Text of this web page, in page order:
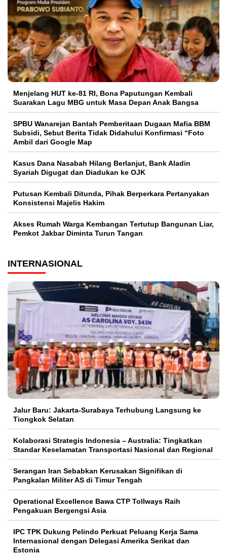
Menjelang HUT ke-81 RI, Bona Paputungan Kembali
Suarakan Lagu MBG untuk Masa Depan Anak Bangsa
SPBU Wanarejan Bantah Pemberitaan Dugaan Mafia BBM
Subsidi, Sebut Berita Tidak Didahului Konfirmasi “Foto
Ambil dari Google Map
Kasus Dana Nasabah Hilang Berlanjut, Bank Aladin
Syariah Digugat dan Diadukan ke OJK
Putusan Kembali Ditunda, Pihak Berperkara Pertanyakan
Konsistensi Majelis Hakim
Akses Rumah Warga Kembangan Tertutup Bangunan Liar,
Pemkot Jakbar Diminta Turun Tangan
INTERNASIONAL
Jalur Baru: Jakarta-Surabaya Terhubung Langsung ke
Tiongkok Selatan
Kolaborasi Strategis Indonesia – Australia: Tingkatkan
Standar Keselamatan Transportasi Nasional dan Regional
Serangan Iran Sebabkan Kerusakan Signifikan di
Pangkalan Militer AS di Timur Tengah
Operational Excellence Bawa CTP Tollways Raih
Pengakuan Bergengsi Asia
IPC TPK Dukung Pelindo Perkuat Peluang Kerja Sama
Internasional dengan Delegasi Amerika Serikat dan
Estonia